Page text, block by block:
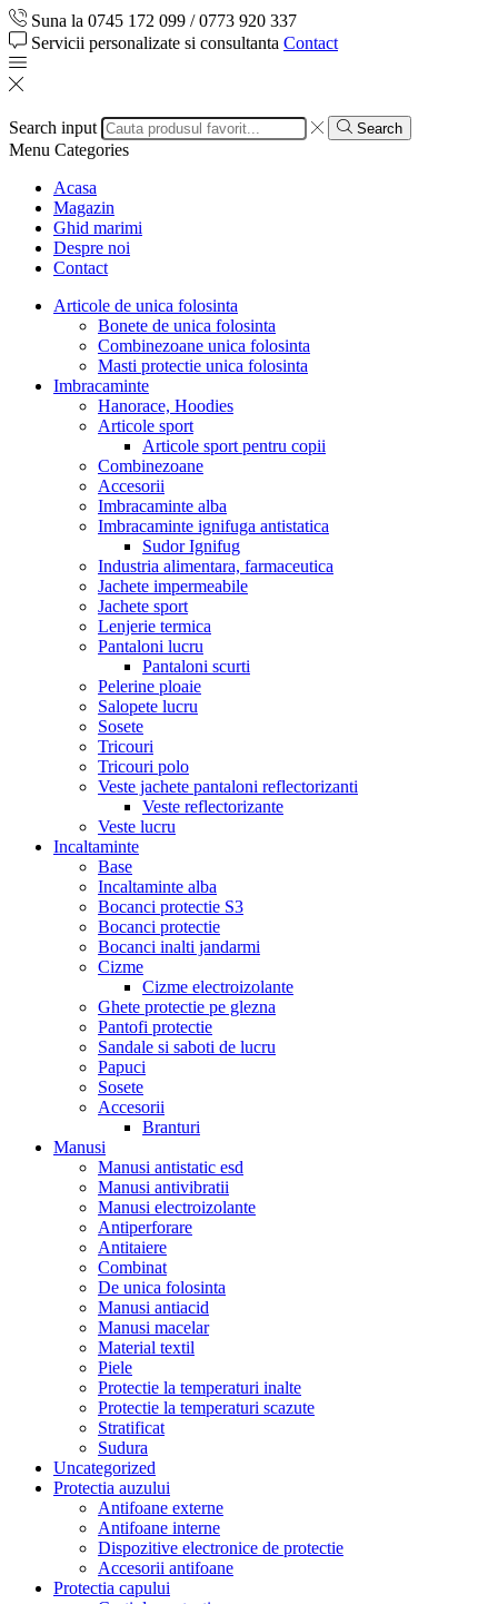
Suna la 0745 172 099 / 0773 920 337
Servicii personalizate si consultanta Contact
Search input Search
Menu Categories
Acasa
Magazin
Ghid marimi
Despre noi
Contact
Articole de unica folosinta
Bonete de unica folosinta
Combinezoane unica folosinta
Masti protectie unica folosinta
Imbracaminte
Hanorace, Hoodies
Articole sport
Articole sport pentru copii
Combinezoane
Accesorii
Imbracaminte alba
Imbracaminte ignifuga antistatica
Sudor Ignifug
Industria alimentara, farmaceutica
Jachete impermeabile
Jachete sport
Lenjerie termica
Pantaloni lucru
Pantaloni scurti
Pelerine ploaie
Salopete lucru
Sosete
Tricouri
Tricouri polo
Veste jachete pantaloni reflectorizanti
Veste reflectorizante
Veste lucru
Incaltaminte
Base
Incaltaminte alba
Bocanci protectie S3
Bocanci protectie
Bocanci inalti jandarmi
Cizme
Cizme electroizolante
Ghete protectie pe glezna
Pantofi protectie
Sandale si saboti de lucru
Papuci
Sosete
Accesorii
Branturi
Manusi
Manusi antistatic esd
Manusi antivibratii
Manusi electroizolante
Antiperforare
Antitaiere
Combinat
De unica folosinta
Manusi antiacid
Manusi macelar
Material textil
Piele
Protectie la temperaturi inalte
Protectie la temperaturi scazute
Stratificat
Sudura
Uncategorized
Protectia auzului
Antifoane externe
Antifoane interne
Dispozitive electronice de protectie
Accesorii antifoane
Protectia capului